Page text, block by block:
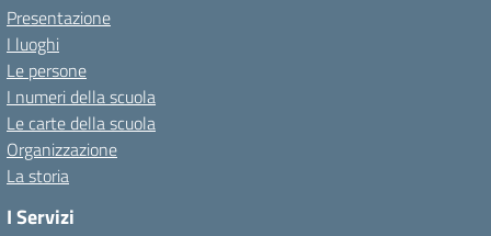
Presentazione
I luoghi
Le persone
I numeri della scuola
Le carte della scuola
Organizzazione
La storia
I Servizi